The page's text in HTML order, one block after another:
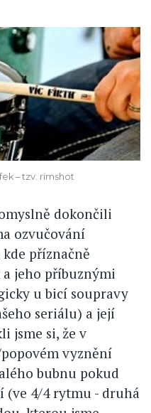
– tzv. rimshot
dokončili
ozvučování
příznačně
jeho příbuznými
u bicí soupravy
seriálu) a její
jsme si, že v
vyznění
bubnu pokud
(ve 4/4 rytmu - druhá